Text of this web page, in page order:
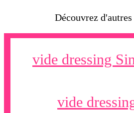
Découvrez d'autres
vide dressing
vide